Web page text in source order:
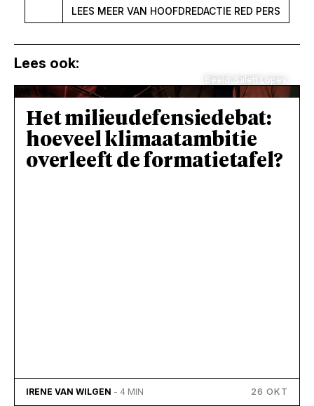
LEES MEER VAN HOOFDREDACTIE RED PERS
Lees ook:
Beeld: Salett Lopes
Het milieudefensiedebat:
hoeveel klimaatambitie
overleeft de formatietafel?
IRENE VAN WILGEN - 4 MIN 26 OKT